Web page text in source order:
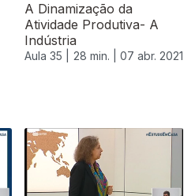
A Dinamização da
Atividade Produtiva- A
Indústria
Aula 35 | 28 min. | 07 abr. 2021